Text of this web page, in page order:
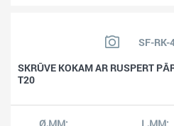
SF-RK-
SKRŪVE KOKAM AR RUSPERT
T20